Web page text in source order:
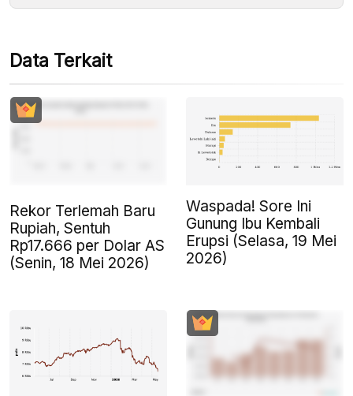
Data Terkait
Rekor Terlemah Baru
Rupiah, Sentuh
Rp17.666 per Dolar AS
(Senin, 18 Mei 2026)
Waspada! Sore Ini
Gunung Ibu Kembali
Erupsi (Selasa, 19 Mei
2026)